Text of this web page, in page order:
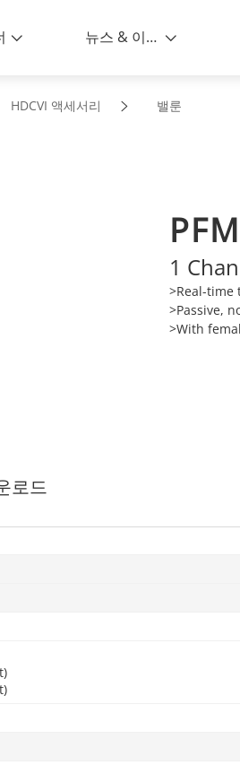
뉴스 & 이벤트
HDCVI 액세서리 밸룬
1
>Real-time
>Passive,
>With
로드